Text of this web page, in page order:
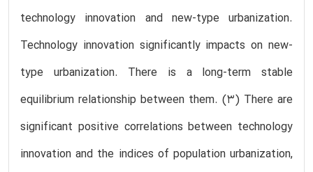
technology innovation and new-type urbanization.
Technology innovation significantly impacts on new-
type urbanization. There is a long-term stable
equilibrium relationship between them. (3) There are
significant positive correlations between technology
innovation and the indices of population urbanization,